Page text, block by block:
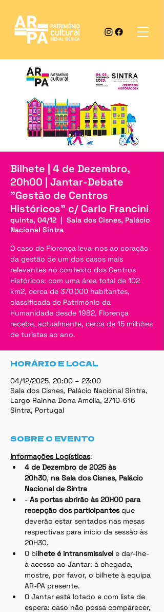
Bilhete | 4 de Dezembro,
20h00 | Jantar-Debate
"Gestão de Centros
Históricos" c/ Carlo Francini
quinta, 04/12
  |
Sala dos Cisnes, Palácio
Nacional Sintra
O caso de Florença leva-nos ao coração
da gestão de um dos casos mais
relevantes no contexto dos Centros
Históricos: com uma área total de 102
km2, cerca de 370 000 habitantes,
classificada de Património da
Humanidade desde 1982, Florença
recebe, actualmente, cerca de 15 milhões
de turistas ao ano.
HORÁRIO E LOCAL
04/12/2025, 20:00 – 23:00
Sala dos Cisnes, Palácio Nacional Sintra,
Largo Rainha Dona Amélia, 2710-616
Sintra, Portugal
SOBRE O EVENTO
Informações Logísticas:
4 de Dezembro de 2025 às
20h30, na Sala dos Cisnes, Palácio
Nacional de Sintra
- As portas abrirão às 20H00 para
recepção dos participantes que
deverão estar sentados nas mesas
respectivas para início da sessão às
20H30.
O bilhete é intransmissível e dar-lhe-
á acesso ao Jantar: à chegada,
mostre, por favor, o bilhete à equipa
AR-PA presente.
O Jantar está lotado e com lista de
espera: caso não possa comparecer,